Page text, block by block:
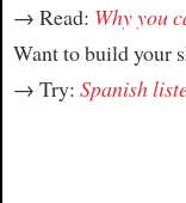
→ Read: Why you
Want to build your
→ Try: Spanish